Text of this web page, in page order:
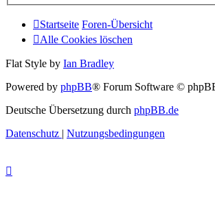
Startseite Foren-Übersicht
Alle Cookies löschen
Flat Style by Ian Bradley
Powered by phpBB® Forum Software ©
Deutsche Übersetzung durch phpBB.de
Datenschutz | Nutzungsbedingungen